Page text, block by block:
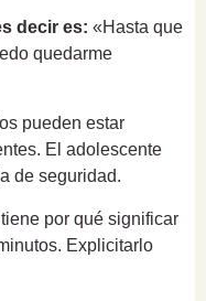
decir es: «Hasta que
quedarme
pueden estar
El adolescente
de seguridad.
por qué significar
Explicitarlo